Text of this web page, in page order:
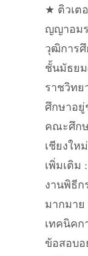
★ ติวเต
ญญาอม
วุฒิการศึ
ชั้นมัธย
ราชวิทย
ศึกษาอยู่
คณะศึก
เชียงใหม่
เพิ่มเติม
งานพิธีก
มากมาย
เทคนิคก
ข้อสอบอ